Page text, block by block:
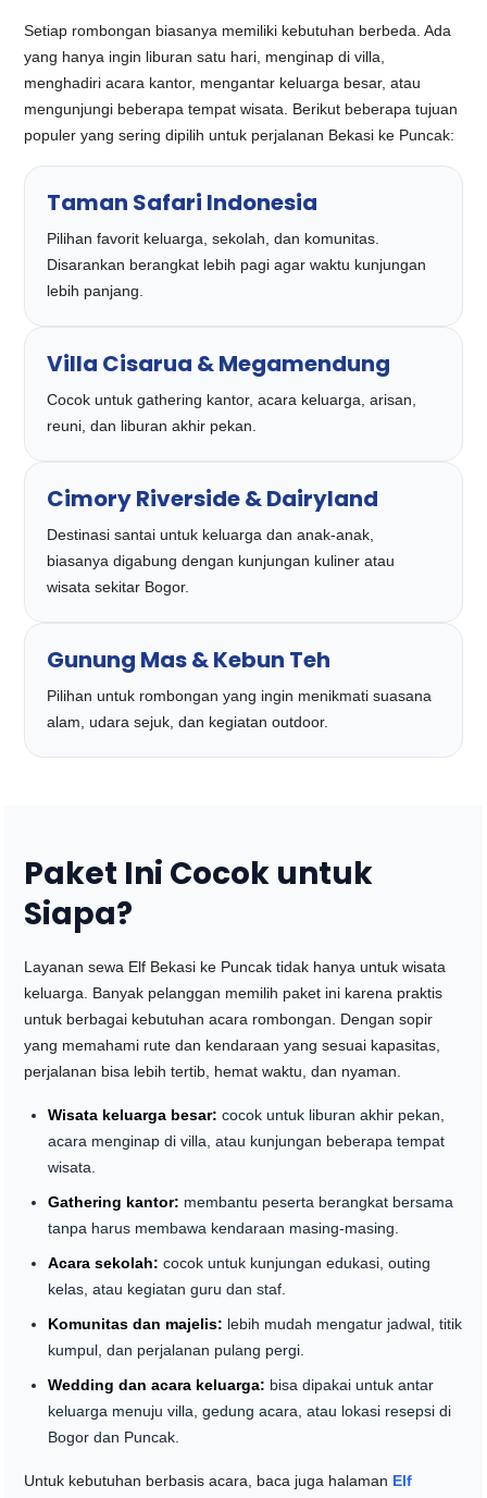
Setiap rombongan biasanya memiliki kebutuhan berbeda. Ada
yang hanya ingin liburan satu hari, menginap di villa,
menghadiri acara kantor, mengantar keluarga besar, atau
mengunjungi beberapa tempat wisata. Berikut beberapa tujuan
populer yang sering dipilih untuk perjalanan Bekasi ke Puncak:
Taman Safari Indonesia
Pilihan favorit keluarga, sekolah, dan komunitas.
Disarankan berangkat lebih pagi agar waktu kunjungan
lebih panjang.
Villa Cisarua & Megamendung
Cocok untuk gathering kantor, acara keluarga, arisan,
reuni, dan liburan akhir pekan.
Cimory Riverside & Dairyland
Destinasi santai untuk keluarga dan anak-anak,
biasanya digabung dengan kunjungan kuliner atau
wisata sekitar Bogor.
Gunung Mas & Kebun Teh
Pilihan untuk rombongan yang ingin menikmati suasana
alam, udara sejuk, dan kegiatan outdoor.
Paket Ini Cocok untuk
Siapa?
Layanan sewa Elf Bekasi ke Puncak tidak hanya untuk wisata
keluarga. Banyak pelanggan memilih paket ini karena praktis
untuk berbagai kebutuhan acara rombongan. Dengan sopir
yang memahami rute dan kendaraan yang sesuai kapasitas,
perjalanan bisa lebih tertib, hemat waktu, dan nyaman.
Wisata keluarga besar: cocok untuk liburan akhir pekan,
acara menginap di villa, atau kunjungan beberapa tempat
wisata.
Gathering kantor: membantu peserta berangkat bersama
tanpa harus membawa kendaraan masing-masing.
Acara sekolah: cocok untuk kunjungan edukasi, outing
kelas, atau kegiatan guru dan staf.
Komunitas dan majelis: lebih mudah mengatur jadwal, titik
kumpul, dan perjalanan pulang pergi.
Wedding dan acara keluarga: bisa dipakai untuk antar
keluarga menuju villa, gedung acara, atau lokasi resepsi di
Bogor dan Puncak.
Untuk kebutuhan berbasis acara, baca juga halaman Elf